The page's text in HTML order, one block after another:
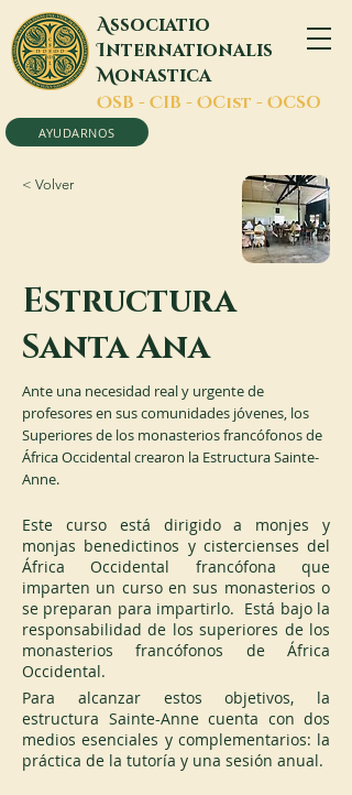
Associatio
Internationalis
Monastica
OSB - CIB - OCist - OCSO
AYUDARNOS
< Volver
Estructura
Santa Ana
Ante una necesidad real y urgente de
profesores en sus comunidades jóvenes, los
Superiores de los monasterios francófonos de
África Occidental crearon la Estructura Sainte-
Anne.
Este curso está dirigido a monjes y
monjas benedictinos y cistercienses del
África Occidental francófona que
imparten un curso en sus monasterios o
se preparan para impartirlo.  Está bajo la
responsabilidad de los superiores de los
monasterios francófonos de África
Occidental.
Para alcanzar estos objetivos, la
estructura Sainte-Anne cuenta con dos
medios esenciales y complementarios: la
práctica de la tutoría y una sesión anual.